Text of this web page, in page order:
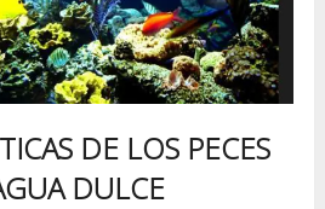
DE LOS PECES
DULCE